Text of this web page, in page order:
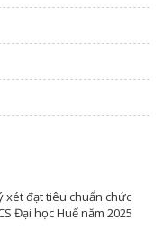
xét đạt tiêu chuẩn chức
Đại học Huế năm 2025